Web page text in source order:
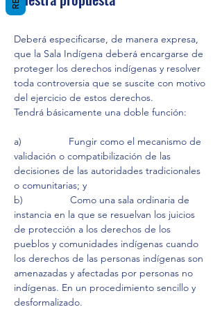
Deberá especificarse, de manera expresa,
que la Sala Indígena deberá encargarse de
proteger los derechos indígenas y resolver
toda controversia que se suscite con motivo
del ejercicio de estos derechos.
Tendrá básicamente una doble función:
a)                 Fungir como el mecanismo de
validación o compatibilización de las
decisiones de las autoridades tradicionales
o comunitarias; y
b)                 Como una sala ordinaria de
instancia en la que se resuelvan los juicios
de protección a los derechos de los
pueblos y comunidades indígenas cuando
los derechos de las personas indígenas son
amenazadas y afectadas por personas no
indígenas. En un procedimiento sencillo y
desformalizado.